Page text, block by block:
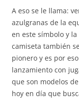
A eso se le llama:
azulgranas de la
en este símbolo y
camiseta también
pionero y es por
lanzamiento con
que son modelos
hoy en día que